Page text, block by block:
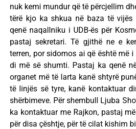
nuk kemi mundur që të përcjellim
tërë kjo ka shkua në baza të vijës
qenë naqallniku i UDB-ës për
pastaj sekretari. Të gjithë ne e
terren, por sidomos ai që është më
di më së shumti. Pastaj ka qenë
organet më të larta kanë shtyrë
të linjës së tyre, kanë kontaktuar
shërbimeve. Për shembull Ljuba
ka kontaktuar me Rajkon, pastaj
për disa çështje, për të cilat kishim